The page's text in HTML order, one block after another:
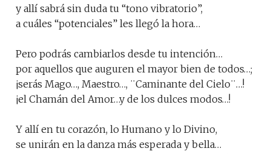
y allí sabrá sin duda tu “tono vibratorio”,
a cuáles “potenciales” les llegó la hora…
Pero podrás cambiarlos desde tu intención…
por aquellos que auguren el mayor bien de todos…;
¡serás Mago…, Maestro…, ¨Caminante del Cielo¨…!
¡el Chamán del Amor…y de los dulces modos…!
Y allí en tu corazón, lo Humano y lo Divino,
se unirán en la danza más esperada y bella…